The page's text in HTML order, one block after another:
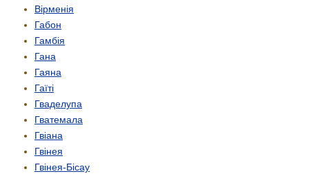
Вірменія
Габон
Гамбія
Гана
Гаяна
Гаїті
Гваделупа
Гватемала
Гвіана
Гвінея
Гвінея-Бісау